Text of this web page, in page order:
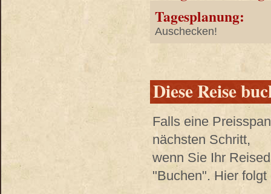
Tagesplanung:
Auschecken!
Diese Reise
Falls eine
nächsten Schritt,
wenn Sie Ihr
"Buchen". Hier